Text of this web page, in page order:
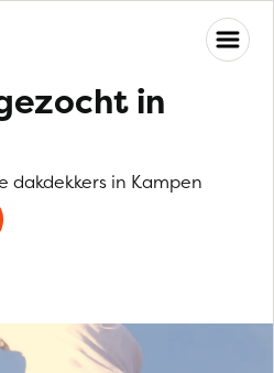
in
dakdekkers in Kampen